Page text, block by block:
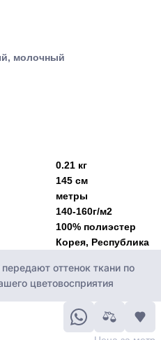
молочный
0.21 кг
145 см
метры
140-160г/м2
100% полиэстер
Корея, Республика
оттенок ткани по
цветовосприятия